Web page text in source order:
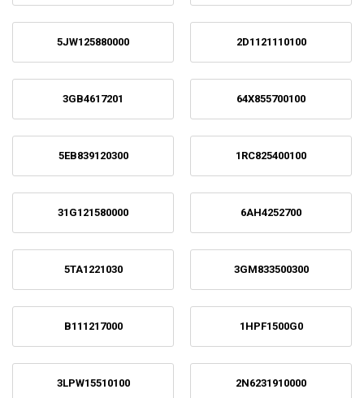
5JW125880000 2D1121110100
3GB4617201 64X855700100
5EB839120300 1RC825400100
31G121580000 6AH4252700
5TA1221030 3GM833500300
B111217000 1HPF1500G0
3LPW15510100 2N6231910000